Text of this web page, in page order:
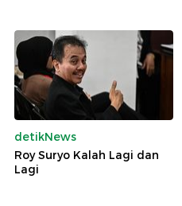
detikNews
Roy Suryo Kalah Lagi dan
Lagi